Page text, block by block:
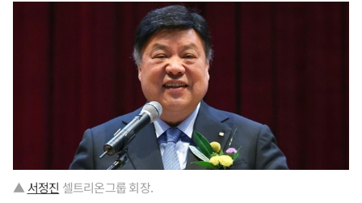
▲ 서정진 셀트리온그룹 회장.